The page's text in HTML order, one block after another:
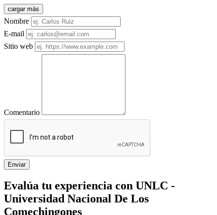
cargar más
Nombre
E-mail
Sitio web
Comentario
Enviar
Evalúa tu experiencia con UNLC -
Universidad Nacional De Los
Comechingones